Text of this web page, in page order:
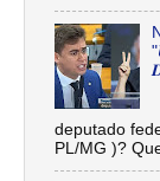
deputado
PL/MG )?